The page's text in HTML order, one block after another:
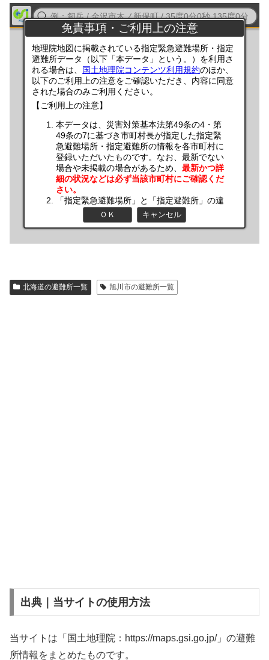
北海道の避難所一覧 旭川市の避難所一覧
出典｜当サイトの使用方法
当サイトは「国土地理院：https://maps.gsi.go.jp/」の避難
所情報をまとめたものです。